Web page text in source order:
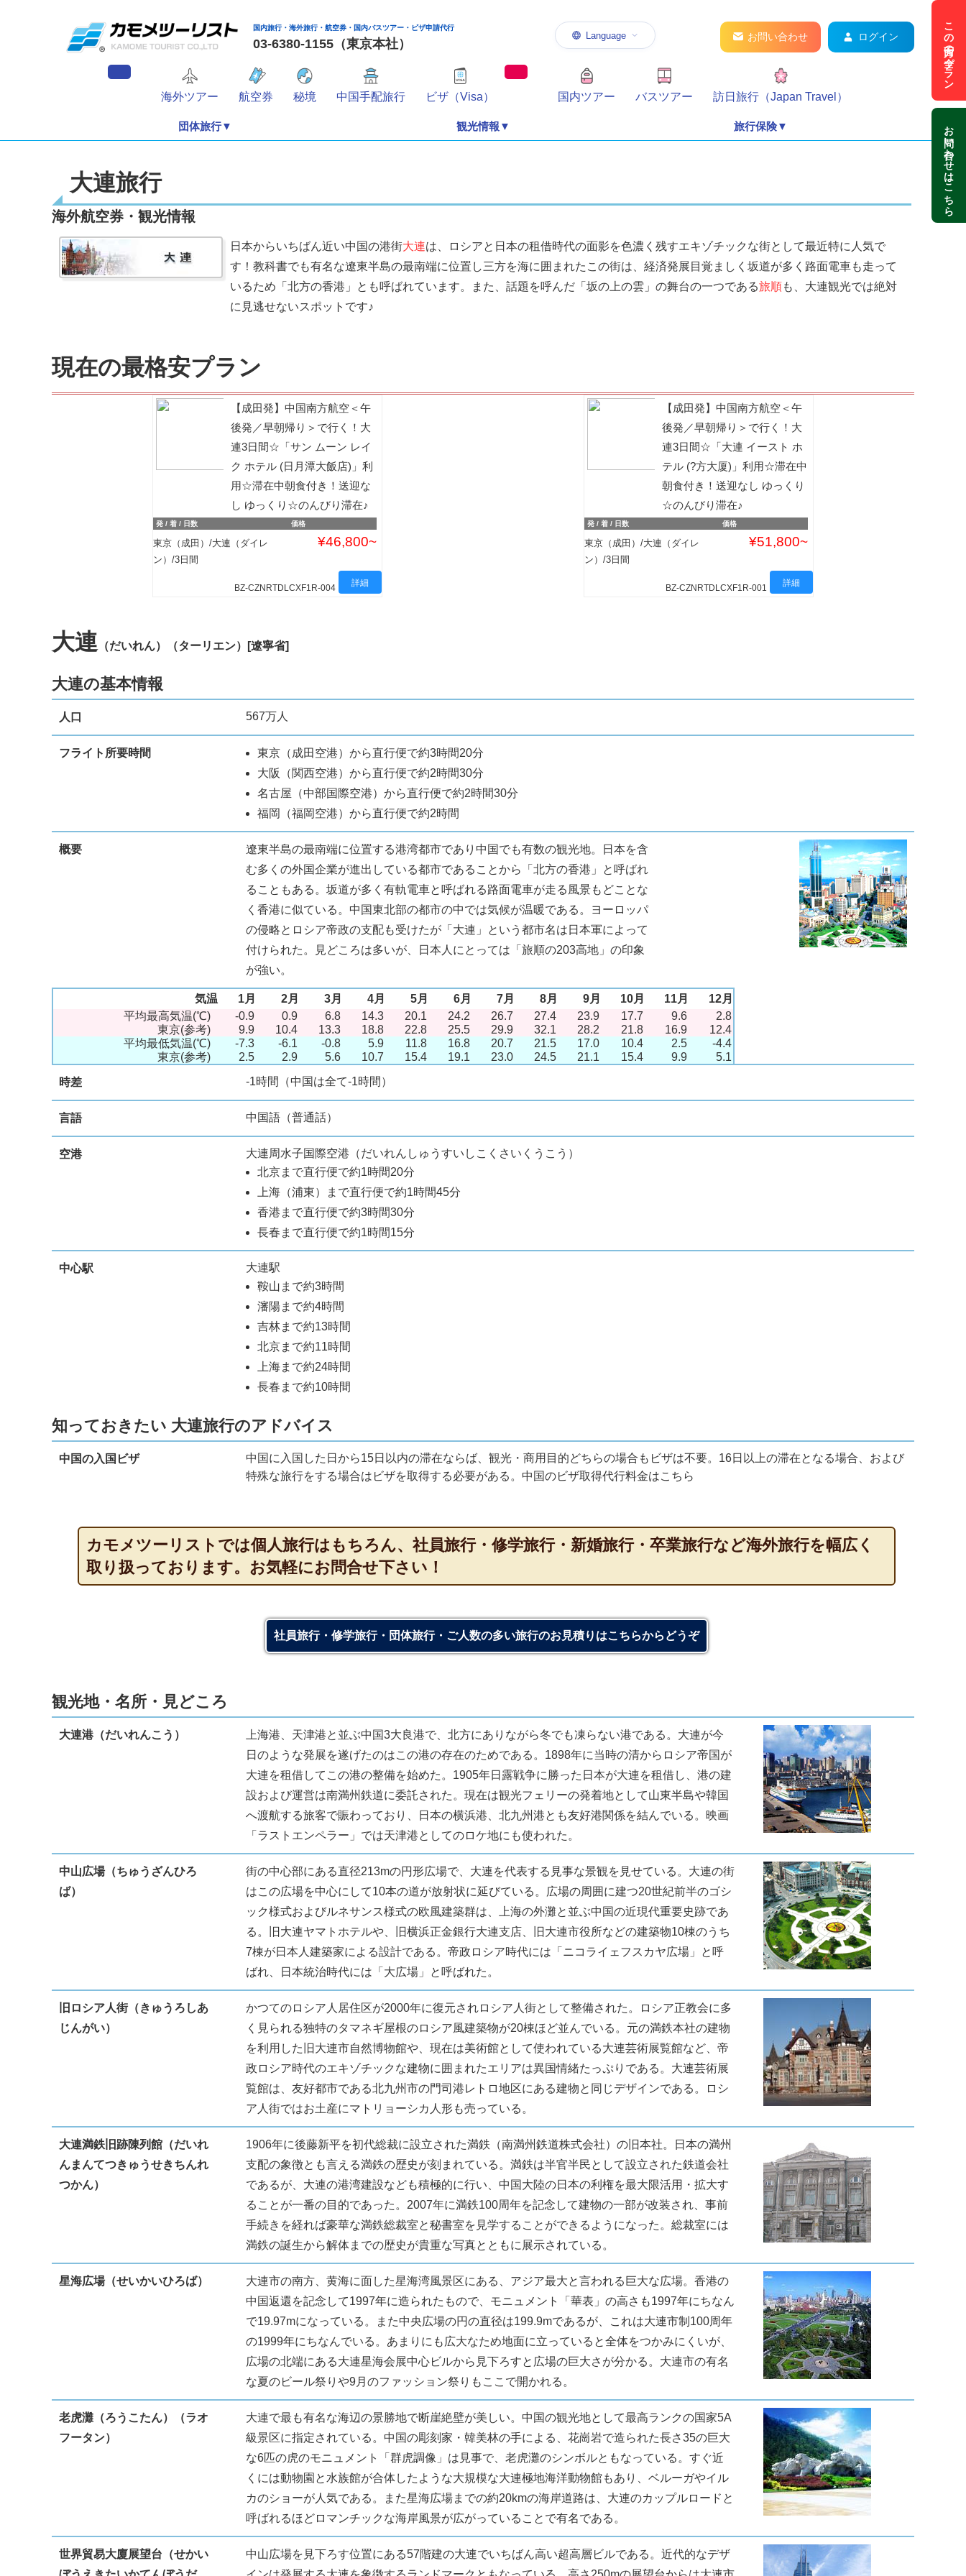
Language
国内旅行・海外旅行・航空券・国内バスツアー・ビザ申請代行
03-6380-1155（東京本社）
お問い合わせ ログイン
海外ツアー 航空券 秘境 中国手配旅行 ビザ（Visa） 国内ツアー バスツアー 訪日旅行（Japan Travel）
団体旅行▼ 観光情報▼ 旅行保険▼
大連旅行
海外航空券・観光情報
日本からいちばん近い中国の港街大連は、ロシアと日本の租借時代の面影を色濃く残すエキゾチックな街として最近特に人気で
す！教科書でも有名な遼東半島の最南端に位置し三方を海に囲まれたこの街は、経済発展目覚ましく坂道が多く路面電車も走って
いるため「北方の香港」とも呼ばれています。また、話題を呼んだ「坂の上の雲」の舞台の一つである旅順も、大連観光では絶対
に見逃せないスポットです♪
この方面の全プラン
お問い合わせはこちら
現在の最格安プラン
【成田発】中国南方航空＜午
後発／早朝帰り＞で行く！大
連3日間☆「サン ムーン レイ
ク ホテル (日月潭大飯店)」利
用☆滞在中朝食付き！送迎な
し ゆっくり☆のんびり滞在♪
発 / 着 / 日数 価格
東京（成田）/大連（ダイレ
ン）/3日間
¥46,800
BZ-CZNRTDLCXF1R-004 詳細
【成田発】中国南方航空＜午
後発／早朝帰り＞で行く！大
連3日間☆「大連 イースト ホ
テル (?方大厦)」利用☆滞在中
朝食付き！送迎なし ゆっくり
☆のんびり滞在♪
発 / 着 / 日数 価格
東京（成田）/大連（ダイレ
ン）/3日間
¥51,800
BZ-CZNRTDLCXF1R-001 詳細
大連 （だいれん）（ターリエン）[遼寧省]
大連の基本情報
人口 567万人
フライト所要時間
東京（成田空港）から直行便で約3時間20分
大阪（関西空港）から直行便で約2時間30分
名古屋（中部国際空港）から直行便で約2時間30分
福岡（福岡空港）から直行便で約2時間
概要
遼東半島の最南端に位置する港湾都市であり中国でも有数の観光地。日本を含
む多くの外国企業が進出している都市であることから「北方の香港」と呼ばれ
ることもある。坂道が多く有軌電車と呼ばれる路面電車が走る風景もどことな
く香港に似ている。中国東北部の都市の中では気候が温暖である。ヨーロッパ
の侵略とロシア帝政の支配も受けたが「大連」という都市名は日本軍によって
付けられた。見どころは多いが、日本人にとっては「旅順の203高地」の印象
が強い。
気温 1月 2月 3月 4月 5月 6月 7月 8月 9月 10月 11月
12月
平均最高気温(℃)
-0.9 0.9 6.8 14.3 20.1 24.2 26.7 27.4 23.9 17.7 9.6
2.8
東京(参考)
9.9 10.4 13.3 18.8 22.8 25.5 29.9 32.1 28.2 21.8 16.9
12.4
平均最低気温(℃)
-7.3 -6.1 -0.8 5.9 11.8 16.8 20.7 21.5 17.0 10.4 2.5
-4.4
東京(参考)
2.5 2.9 5.6 10.7 15.4 19.1 23.0 24.5 21.1 15.4 9.9 5.1
時差 -1時間（中国は全て-1時間）
言語 中国語（普通話）
空港
大連周水子国際空港（だいれんしゅうすいしこくさいくうこう）
北京まで直行便で約1時間20分
上海 （浦東）まで直行便で約1時間45分
香港 まで直行便で約3時間30分
長春まで直行便で約1時間15分
中心駅
大連駅
鞍山まで約3時間
瀋陽まで約4時間
吉林まで約13時間
北京まで約11時間
上海まで約24時間
長春まで約10時間
知っておきたい 大連旅行のアドバイス
中国の入国ビザ
中国に入国した日から15日以内の滞在ならば、観光・商用目的どちらの場合もビザは不要。16日以上の滞在となる場合、および
特殊な旅行をする場合はビザを取得する必要がある。 中国のビザ取得代行料金はこちら
カモメツーリストでは個人旅行はもちろん、社員旅行・修学旅行・新婚旅行・卒業旅行など海外旅行を幅広く
取り扱っております。お気軽にお問合せ下さい！
社員旅行・修学旅行・団体旅行・ご人数の多い旅行のお見積りはこちらからどうぞ
観光地・名所・見どころ
大連港（だいれんこう）
上海港、天津港と並ぶ中国3大良港で、北方にありながら冬でも凍らない港である。大連が今
日のような発展を遂げたのはこの港の存在のためである。1898年に当時の清からロシア帝国が
大連を租借してこの港の整備を始めた。1905年日露戦争に勝った日本が大連を租借し、港の建
設および運営は南満州鉄道に委託された。現在は観光フェリーの発着地として山東半島や韓国
へ渡航する旅客で賑わっており、日本の横浜港、北九州港とも友好港関係を結んでいる。映画
「ラストエンペラー」では天津港としてのロケ地にも使われた。
中山広場（ちゅうざんひろ
ば）
街の中心部にある直径213mの円形広場で、大連を代表する見事な景観を見せている。大連の街
はこの広場を中心にして10本の道が放射状に延びている。広場の周囲に建つ20世紀前半のゴシ
ック様式およびルネサンス様式の欧風建築群は、上海の外灘と並ぶ中国の近現代重要史跡であ
る。旧大連ヤマトホテルや、旧横浜正金銀行大連支店、旧大連市役所などの建築物10棟のうち
7棟が日本人建築家による設計である。帝政ロシア時代には「ニコライェフスカヤ広場」と呼
ばれ、日本統治時代には「大広場」と呼ばれた。
旧ロシア人街（きゅうろしあ
じんがい）
かつてのロシア人居住区が2000年に復元されロシア人街として整備された。ロシア正教会に多
く見られる独特のタマネギ屋根のロシア風建築物が20棟ほど並んでいる。元の満鉄本社の建物
を利用した旧大連市自然博物館や、現在は美術館として使われている大連芸術展覧館など、帝
政ロシア時代のエキゾチックな建物に囲まれたエリアは異国情緒たっぷりである。大連芸術展
覧館は、友好都市である北九州市の門司港レトロ地区にある建物と同じデザインである。ロシ
ア人街ではお土産にマトリョーシカ人形も売っている。
大連満鉄旧跡陳列館（だいれ
んまんてつきゅうせきちんれ
つかん）
1906年に後藤新平を初代総裁に設立された満鉄（南満州鉄道株式会社）の旧本社。日本の満州
支配の象徴とも言える満鉄の歴史が刻まれている。満鉄は半官半民として設立された鉄道会社
であるが、大連の港湾建設なども積極的に行い、中国大陸の日本の利権を最大限活用・拡大す
ることが一番の目的であった。2007年に満鉄100周年を記念して建物の一部が改装され、事前
手続きを経れば豪華な満鉄総裁室と秘書室を見学することができるようになった。総裁室には
満鉄の誕生から解体までの歴史が貴重な写真とともに展示されている。
星海広場（せいかいひろば）
大連市の南方、黄海に面した星海湾風景区にある、アジア最大と言われる巨大な広場。香港の
中国返還を記念して1997年に造られたもので、モニュメント「華表」の高さも1997年にちなん
で19.97mになっている。また中央広場の円の直径は199.9mであるが、これは大連市制100周年
の1999年にちなんでいる。あまりにも広大なため地面に立っていると全体をつかみにくいが、
広場の北端にある大連星海会展中心ビルから見下ろすと広場の巨大さが分かる。大連市の有名
な夏のビール祭りや9月のファッション祭りもここで開かれる。
老虎灘（ろうこたん）（ラオ
フータン）
大連で最も有名な海辺の景勝地で断崖絶壁が美しい。中国の観光地として最高ランクの国家5A
級景区に指定されている。中国の彫刻家・韓美林の手による、花崗岩で造られた長さ35の巨大
な6匹の虎のモニュメント「群虎調像」は見事で、老虎灘のシンボルともなっている。すぐ近
くには動物園と水族館が合体したような大規模な大連極地海洋動物館もあり、ベルーガやイル
カのショーが人気である。また星海広場までの約20kmの海岸道路は、大連のカップルロードと
呼ばれるほどロマンチックな海岸風景が広がっていることで有名である。
世界貿易大廈展望台（せかい
中山広場を見下ろす位置にある57階建の大連でいちばん高い超高層ビルである。近代的なデザ